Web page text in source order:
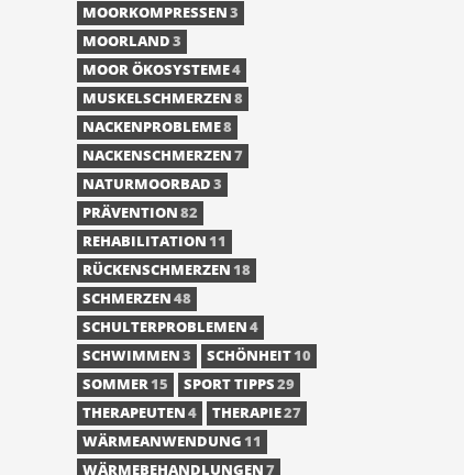
MOORKOMPRESSEN3
MOORLAND3
MOOR ÖKOSYSTEME4
MUSKELSCHMERZEN8
NACKENPROBLEME8
NACKENSCHMERZEN7
NATURMOORBAD3
PRÄVENTION82
REHABILITATION11
RÜCKENSCHMERZEN18
SCHMERZEN48
SCHULTERPROBLEMEN4
SCHWIMMEN3 SCHÖNHEIT10
SOMMER15 SPORT TIPPS29
THERAPEUTEN4 THERAPIE27
WÄRMEANWENDUNG11
WÄRMEBEHANDLUNGEN7